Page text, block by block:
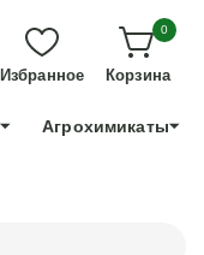
+7 991 898 83 30
Избранное
0
Корзина
Агрохимикаты